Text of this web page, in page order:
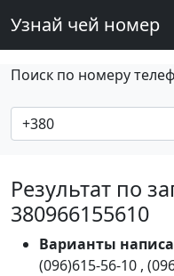
Узнай чей номер
Поиск по номеру
Результат по
380966155610
Варианты
(096)615-56-10 ,